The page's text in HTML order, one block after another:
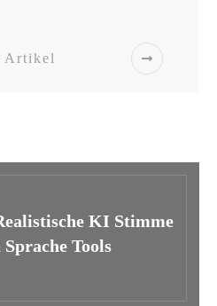
Artikel
KI Stimme
Tools